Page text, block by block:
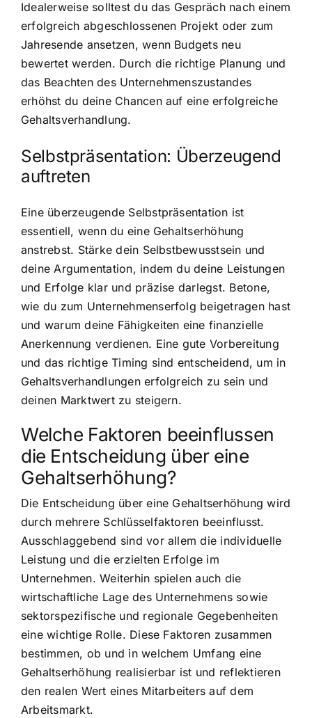
Idealerweise solltest du das Gespräch nach einem
erfolgreich abgeschlossenen Projekt oder zum
Jahresende ansetzen, wenn Budgets neu
bewertet werden. Durch die richtige Planung und
das Beachten des Unternehmenszustandes
erhöhst du deine Chancen auf eine erfolgreiche
Gehaltsverhandlung.
Selbstpräsentation: Überzeugend
auftreten
Eine überzeugende Selbstpräsentation ist
essentiell, wenn du eine Gehaltserhöhung
anstrebst. Stärke dein Selbstbewusstsein und
deine Argumentation, indem du deine Leistungen
und Erfolge klar und präzise darlegst. Betone,
wie du zum Unternehmenserfolg beigetragen hast
und warum deine Fähigkeiten eine finanzielle
Anerkennung verdienen. Eine gute Vorbereitung
und das richtige Timing sind entscheidend, um in
Gehaltsverhandlungen erfolgreich zu sein und
deinen Marktwert zu steigern.
Welche Faktoren beeinflussen
die Entscheidung über eine
Gehaltserhöhung?
Die Entscheidung über eine Gehaltserhöhung wird
durch mehrere Schlüsselfaktoren beeinflusst.
Ausschlaggebend sind vor allem die individuelle
Leistung und die erzielten Erfolge im
Unternehmen. Weiterhin spielen auch die
wirtschaftliche Lage des Unternehmens sowie
sektorspezifische und regionale Gegebenheiten
eine wichtige Rolle. Diese Faktoren zusammen
bestimmen, ob und in welchem Umfang eine
Gehaltserhöhung realisierbar ist und reflektieren
den realen Wert eines Mitarbeiters auf dem
Arbeitsmarkt.